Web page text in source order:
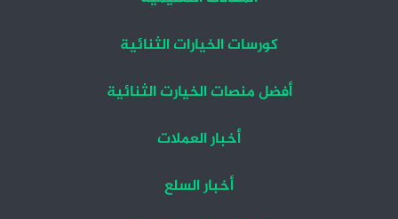
كورسات الخيارات الثنائية
أفضل منصات الخيارت الثنائية
أخبار العملات
أخبار السلع